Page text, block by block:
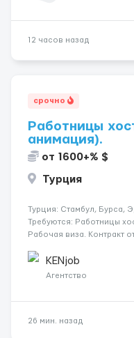
12 часов назад
срочно
Работницы
анимация).
от 1600+% $
Турция
Турция: Стамбул, Бурса,
Требуются: Работницы
Рабочая виза. Контракт
страховка. Высокая
*Коммуникабел...
KENjob
Агентство
26 мин. назад